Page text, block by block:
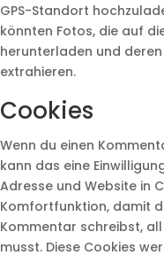
GPS-Standort
könnten Fotos, die auf
herunterladen und
extrahieren.
Cookies
Wenn du einen
kann das eine
Adresse und Website in
Komfortfunktion, damit
Kommentar schreibst,
musst. Diese Cookies